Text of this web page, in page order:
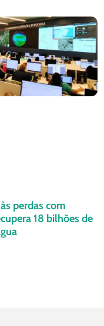
perdas com
18 bilhões de